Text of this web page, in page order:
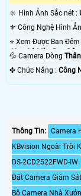
🔆 Hình Ảnh Sắc nét :
40m Có Màu Ban Ðêm.
💦 Camera Dòng
️✤ Chức Năng : Công
Thông Tin: Camera
KBvision Ngoài Trời
DS-2CD2522FWD-IW
Đặt Camera Giám Sát
Bộ Camera Nhà